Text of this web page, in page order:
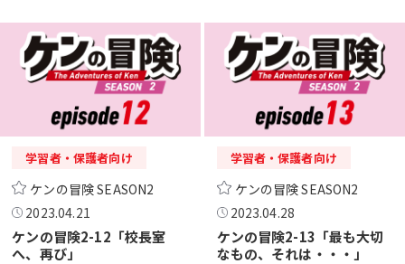
学習者・保護者向け
ケンの冒険 SEASON2
2023.04.21
ケンの冒険2-12「校長室
へ、再び」
学習者・保護者向け
ケンの冒険 SEASON2
2023.04.28
ケンの冒険2-13「最も大切
なもの、それは・・・」